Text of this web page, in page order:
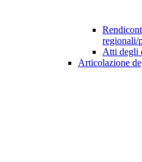
regionali/
Atti degli
Articolazione